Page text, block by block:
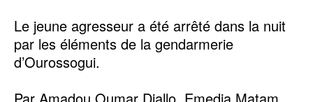
Le jeune agresseur a été arrêté dans la nuit
par les éléments de la gendarmerie
d’Ourossogui.
Par Amadou Oumar Diallo, Emedia Matam